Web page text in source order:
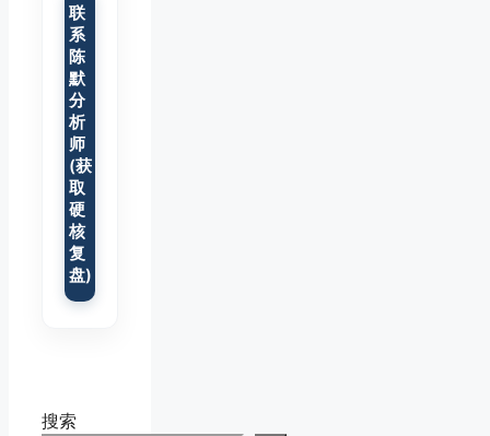
联
系
陈
默
分
析
师
(获
取
硬
核
复
盘)
搜索